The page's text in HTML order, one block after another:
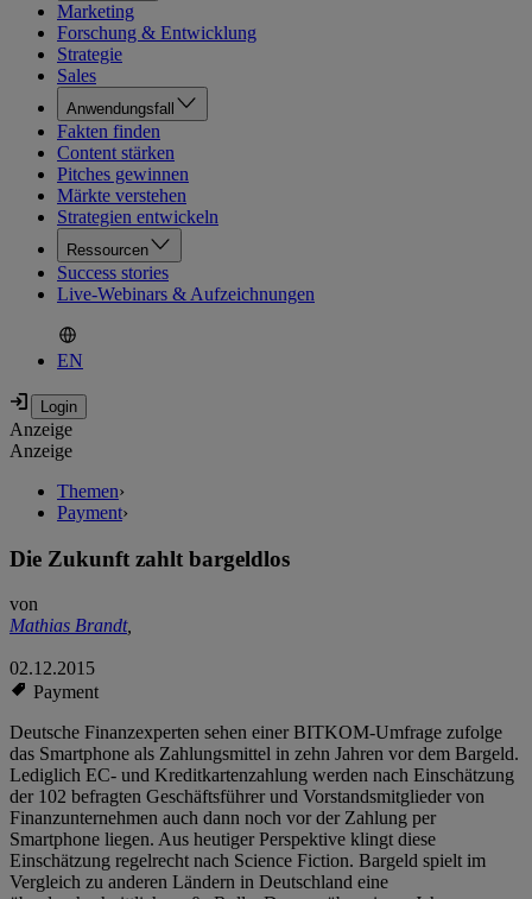
Marketing
Forschung & Entwicklung
Strategie
Sales
Anwendungsfall
Fakten finden
Content stärken
Pitches gewinnen
Märkte verstehen
Strategien entwickeln
Ressourcen
Success stories
Live-Webinars & Aufzeichnungen
EN
Anzeige
Anzeige
Themen›
Payment›
Die Zukunft zahlt bargeldlos
von
Mathias Brandt,
02.12.2015
Payment
Deutsche Finanzexperten sehen einer BITKOM-Umfrage zufolge
das Smartphone als Zahlungsmittel in zehn Jahren vor dem Bargeld.
Lediglich EC- und Kreditkartenzahlung werden nach Einschätzung
der 102 befragten Geschäftsführer und Vorstandsmitglieder von
Finanzunternehmen auch dann noch vor der Zahlung per
Smartphone liegen. Aus heutiger Perspektive klingt diese
Einschätzung regelrecht nach Science Fiction. Bargeld spielt im
Vergleich zu anderen Ländern in Deutschland eine